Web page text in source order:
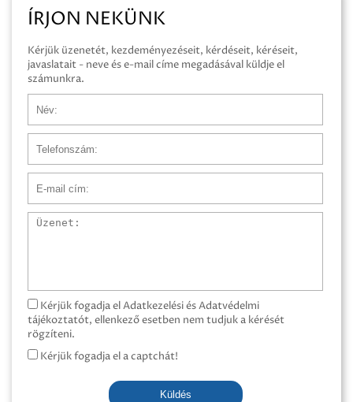
ÍRJON NEKÜNK
Kérjük üzenetét, kezdeményezéseit, kérdéseit, kéréseit,
javaslatait - neve és e-mail címe megadásával küldje el
számunkra.
Üzenet
Kérjük fogadja el Adatkezelési és Adatvédelmi
tájékoztatót, ellenkező esetben nem tudjuk a kérését
rögzíteni.
Kérjük fogadja el a captchát!
Küldés